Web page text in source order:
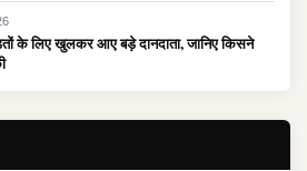
के लिए खुलकर आए बड़े दानदाता, जानिए किसने